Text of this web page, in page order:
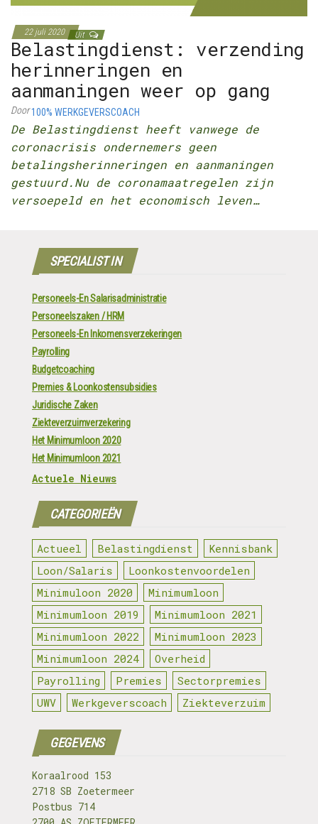
22 juli 2020 Uit
Belastingdienst: verzending
herinneringen en
aanmaningen weer op gang
Door100% WERKGEVERSCOACH
De Belastingdienst heeft vanwege de
coronacrisis ondernemers geen
betalingsherinneringen en aanmaningen
gestuurd.Nu de coronamaatregelen zijn
versoepeld en het economisch leven…
SPECIALIST IN
Personeels-En Salarisadministratie
Personeelszaken / HRM
Personeels-En Inkomensverzekeringen
Payrolling
Budgetcoaching
Premies & Loonkostensubsidies
Juridische Zaken
Ziekteverzuimverzekering
Het Minimumloon 2020
Het Minimumloon 2021
Actuele Nieuws
CATEGORIEËN
Actueel Belastingdienst
Kennisbank
Loon/Salaris
Loonkostenvoordelen
Minimuloon 2020
Minimumloon
Minimumloon 2019
Minimumloon 2021
Minimumloon 2022
Minimumloon 2023
Minimumloon 2024
Overheid
Payrolling
Premies
Sectorpremies
UWV
Werkgeverscoach Ziekteverzuim
GEGEVENS
Koraalrood 153
2718 SB Zoetermeer
Postbus 714